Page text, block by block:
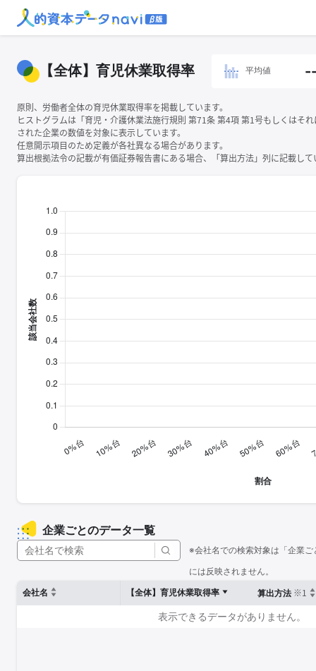
【全体】育児休業取得率 平均値
原則、労働者全体の育児休業取得率を掲載しています。
ヒストグラムは「育児・介護休業法施行規則 第71条 第4項 第1号もしくはそ
された企業の数値を対象に表示しています。
任意開示項目のため定義が各社異なる場合があります。
算出根拠法令の記載が有価証券報告書にある場合、「算出方法」列に記載し
企業ごとのデータ一覧
※会社名での検索対象は「企業
には反映されません。
会社名
【全体】育児休業取得率 算出方法 ※1
表示できるデータがありません。